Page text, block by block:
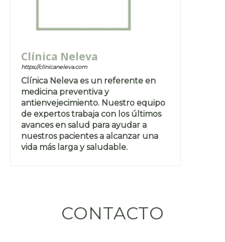
Clínica Neleva
https://clinicaneleva.com
Clínica Neleva es un referente en
medicina preventiva y
antienvejecimiento. Nuestro equipo
de expertos trabaja con los últimos
avances en salud para ayudar a
nuestros pacientes a alcanzar una
vida más larga y saludable.
CONTACTO